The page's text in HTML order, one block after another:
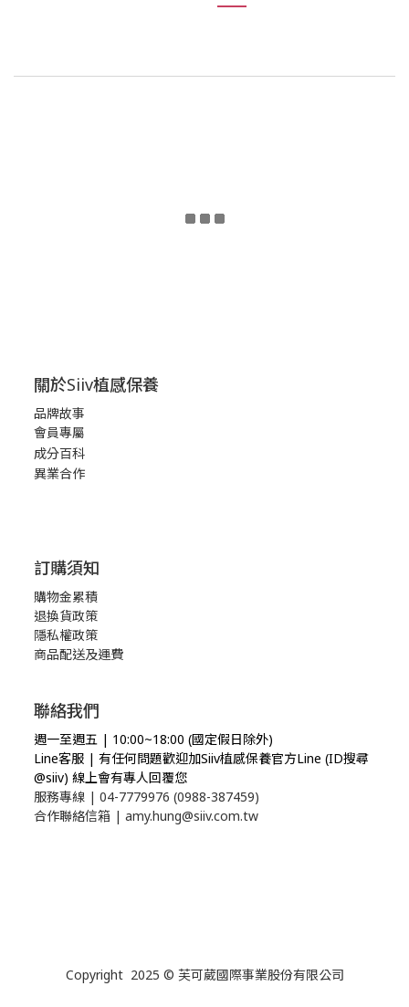
關於Siiv植感保養
品牌故事
會員專屬
成分百科
異業合作
訂購須知
購物金累積
退換貨政策
隱私權政策
商品配送及運費
聯絡我們
週一至週五 | 10:00~18:00 (國定假日除外)
Line客服 | 有任何問題歡迎加Siiv植感保養官方Line (ID搜尋
@siiv) 線上會有專人回覆您
服務專線 | 04-7779976 (0988-387459)
合作聯絡信箱 | amy.hung@siiv.com.tw
Copyright 2025 © 芙可葳國際事業股份有限公司